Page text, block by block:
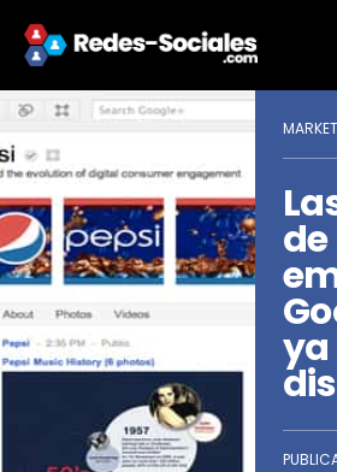
de
ya